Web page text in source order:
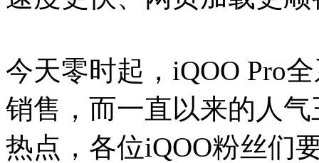
今天零时起，iQOO Pro
销售，而一直以来的人
热点，各位iQOO粉丝们